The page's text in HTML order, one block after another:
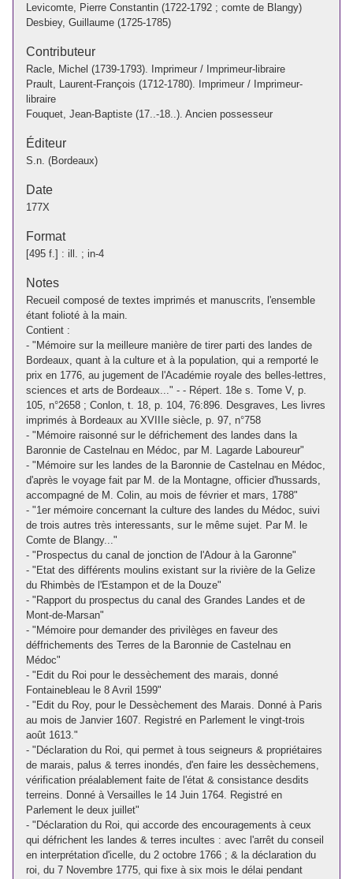
Levicomte, Pierre Constantin (1722-1792 ; comte de Blangy)
Desbiey, Guillaume (1725-1785)
Contributeur
Racle, Michel (1739-1793). Imprimeur / Imprimeur-libraire
Prault, Laurent-François (1712-1780). Imprimeur / Imprimeur-
libraire
Fouquet, Jean-Baptiste (17..-18..). Ancien possesseur
Éditeur
S.n. (Bordeaux)
Date
177X
Format
[495 f.] : ill. ; in-4
Notes
Recueil composé de textes imprimés et manuscrits, l'ensemble
étant folioté à la main.
Contient :
- "Mémoire sur la meilleure manière de tirer parti des landes de
Bordeaux, quant à la culture et à la population, qui a remporté le
prix en 1776, au jugement de l'Académie royale des belles-lettres,
sciences et arts de Bordeaux..." - - Répert. 18e s. Tome V, p.
105, n°2658 ; Conlon, t. 18, p. 104, 76:896. Desgraves, Les livres
imprimés à Bordeaux au XVIIIe siècle, p. 97, n°758
- "Mémoire raisonné sur le défrichement des landes dans la
Baronnie de Castelnau en Médoc, par M. Lagarde Laboureur"
- "Mémoire sur les landes de la Baronnie de Castelnau en Médoc,
d'après le voyage fait par M. de la Montagne, officier d'hussards,
accompagné de M. Colin, au mois de février et mars, 1788"
- "1er mémoire concernant la culture des landes du Médoc, suivi
de trois autres très interessants, sur le même sujet. Par M. le
Comte de Blangy..."
- "Prospectus du canal de jonction de l'Adour à la Garonne"
- "Etat des différents moulins existant sur la rivière de la Gelize
du Rhimbès de l'Estampon et de la Douze"
- "Rapport du prospectus du canal des Grandes Landes et de
Mont-de-Marsan"
- "Mémoire pour demander des privilèges en faveur des
déffrichements des Terres de la Baronnie de Castelnau en
Médoc"
- "Edit du Roi pour le dessèchement des marais, donné
Fontainebleau le 8 Avril 1599"
- "Edit du Roy, pour le Dessèchement des Marais. Donné à Paris
au mois de Janvier 1607. Registré en Parlement le vingt-trois
août 1613."
- "Déclaration du Roi, qui permet à tous seigneurs & propriétaires
de marais, palus & terres inondés, d'en faire les dessèchemens,
vérification préalablement faite de l'état & consistance desdits
terreins. Donné à Versailles le 14 Juin 1764. Registré en
Parlement le deux juillet"
- "Déclaration du Roi, qui accorde des encouragements à ceux
qui défrichent les landes & terres incultes : avec l'arrêt du conseil
en interprétation d'icelle, du 2 octobre 1766 ; & la déclaration du
roi, du 7 Novembre 1775, qui fixe à six mois le délai pendant